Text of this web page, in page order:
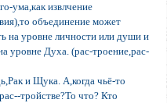
ума,как извлчение
объединение может
на уровне личности или души и
уровне Духа. (рас-троение,рас-
и Щука. А,когда чьё-то
тройстве?То что? Кто